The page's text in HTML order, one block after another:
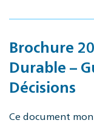
Brochure
Durable –
Décisions
Ce document